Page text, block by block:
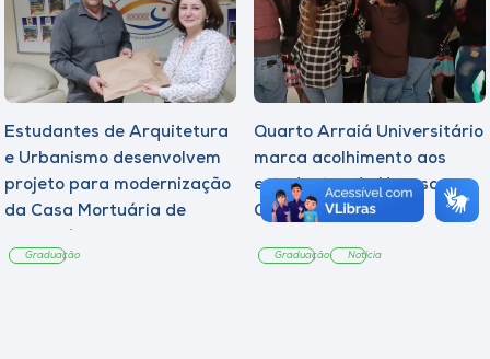
Estudantes de Arquitetura
e Urbanismo desenvolvem
projeto para modernização
da Casa Mortuária de
Graduação
Quarto Arraiá Universitário
marca acolhimento aos
estudantes da Unoesc
Campos Novos
Graduação Notícia